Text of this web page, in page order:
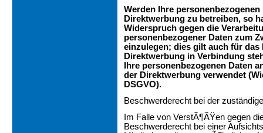
Werden Ihre
Direktwerbung zu betreiben, so
Widerspruch gegen die
personenbezogener Daten zum
einzulegen; dies gilt auch für
Direktwerbung in Verbindung
Ihre personenbezogenen Daten
der Direktwerbung verwendet
DSGVO).
Beschwerderecht bei der
Im Falle von VerstÃ¶ÃŸen gegen
Beschwerderecht bei einer